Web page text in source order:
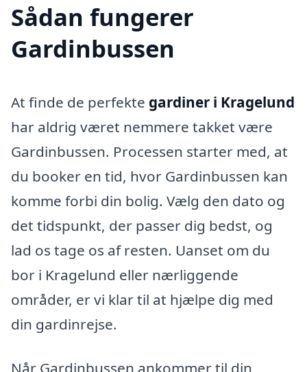
Sådan fungerer
Gardinbussen
At finde de perfekte gardiner i Kragelund
har aldrig været nemmere takket være
Gardinbussen. Processen starter med, at
du booker en tid, hvor Gardinbussen kan
komme forbi din bolig. Vælg den dato og
det tidspunkt, der passer dig bedst, og
lad os tage os af resten. Uanset om du
bor i Kragelund eller nærliggende
områder, er vi klar til at hjælpe dig med
din gardinrejse.
Når Gardinbussen ankommer til din